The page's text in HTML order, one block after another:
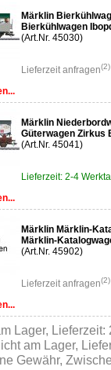
Märklin
Bierkühlwagen
(Art.Nr. 45030)
Lieferzeit anfragen(2)
Märklin
Güterwagen Zirkus
(Art.Nr. 45041)
Lieferzeit: 2-4
Märklin Märklin-
Märklin-
(Art.Nr. 45902)
Lieferzeit anfragen(2)
Lager, Lieferzeit:
am Lager,
Gewähr,